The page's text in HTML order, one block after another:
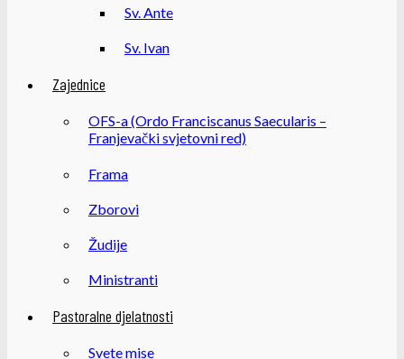
Sv. Ante
Sv. Ivan
Zajednice
OFS-a (Ordo Franciscanus Saecularis –
Franjevački svjetovni red)
Frama
Zborovi
Žudije
Ministranti
Pastoralne djelatnosti
Svete mise